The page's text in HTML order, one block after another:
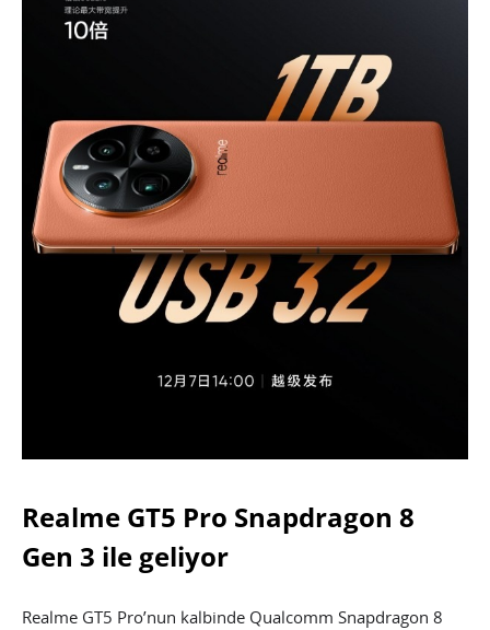
Realme GT5 Pro Snapdragon 8
Gen 3 ile geliyor
Realme GT5 Pro’nun kalbinde Qualcomm Snapdragon 8